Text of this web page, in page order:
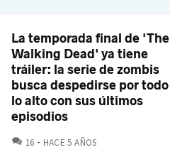
La temporada final de 'The
Walking Dead' ya tiene
tráiler: la serie de zombis
busca despedirse por todo
lo alto con sus últimos
episodios
16 COMENTARIOS
HACE 5 AÑOS